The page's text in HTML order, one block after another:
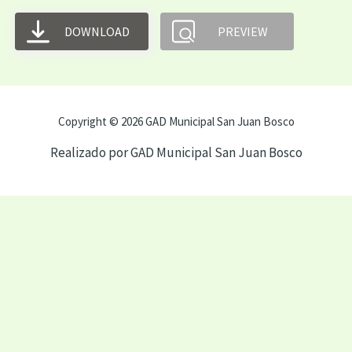
DOWNLOAD PREVIEW
Copyright © 2026 GAD Municipal San Juan Bosco
Realizado por GAD Municipal San Juan Bosco